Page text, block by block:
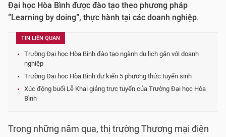
Đại học Hòa Bình được đào tạo theo phương pháp
“Learning by doing”, thực hành tại các doanh nghiệp.
TIN LIÊN QUAN
Trường Đại học Hòa Bình đào tạo ngành du lịch gắn với doanh
nghiệp
Trường Đại học Hòa Bình dự kiến 5 phương thức tuyển sinh
Xúc động buổi Lễ Khai giảng trực tuyến của Trường Đại học Hòa
Bình
Trong những năm qua, thị trường Thương mại điện